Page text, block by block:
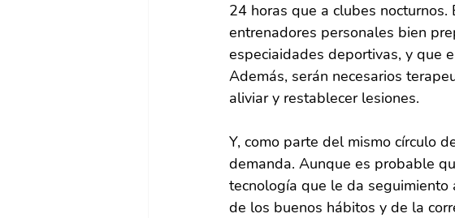
24 horas que a clubes
entrenadores personales bien
especiaidades deportivas, y que
Además, serán necesarios
aliviar y restablecer lesiones.
Y, como parte del mismo círculo
demanda. Aunque es probable
tecnología que le da seguimiento
de los buenos hábitos y de la